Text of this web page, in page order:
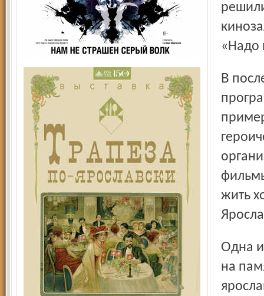
«Надо
В последние годы Рэм Александрович занимался
жить
Одна из значимых акций Рэма Юстинова – сбор средств
на